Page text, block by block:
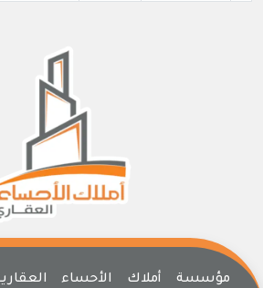
مؤسسة أملاك الأحساء